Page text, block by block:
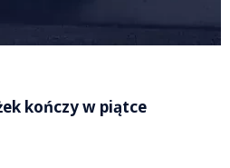
kończy w piątce